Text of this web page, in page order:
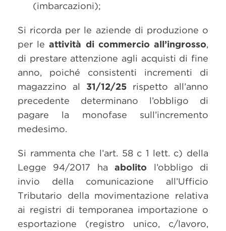
(imbarcazioni);
Si ricorda per le aziende di produzione o
per leattività di commercio all’ingrosso,
di prestare attenzione agli acquisti di fine
anno, poiché consistenti incrementi di
magazzino al 31/12/25 rispetto all’anno
precedente determinano l’obbligo di
pagare la monofase sull’incremento
medesimo.
Si rammenta che l’art. 58 c 1 lett. c) della
Legge 94/2017 haabolito l’obbligo di
invio della comunicazione all’Ufficio
Tributario della movimentazione relativa
ai registri di temporanea importazione o
esportazione (registro unico, c/lavoro,